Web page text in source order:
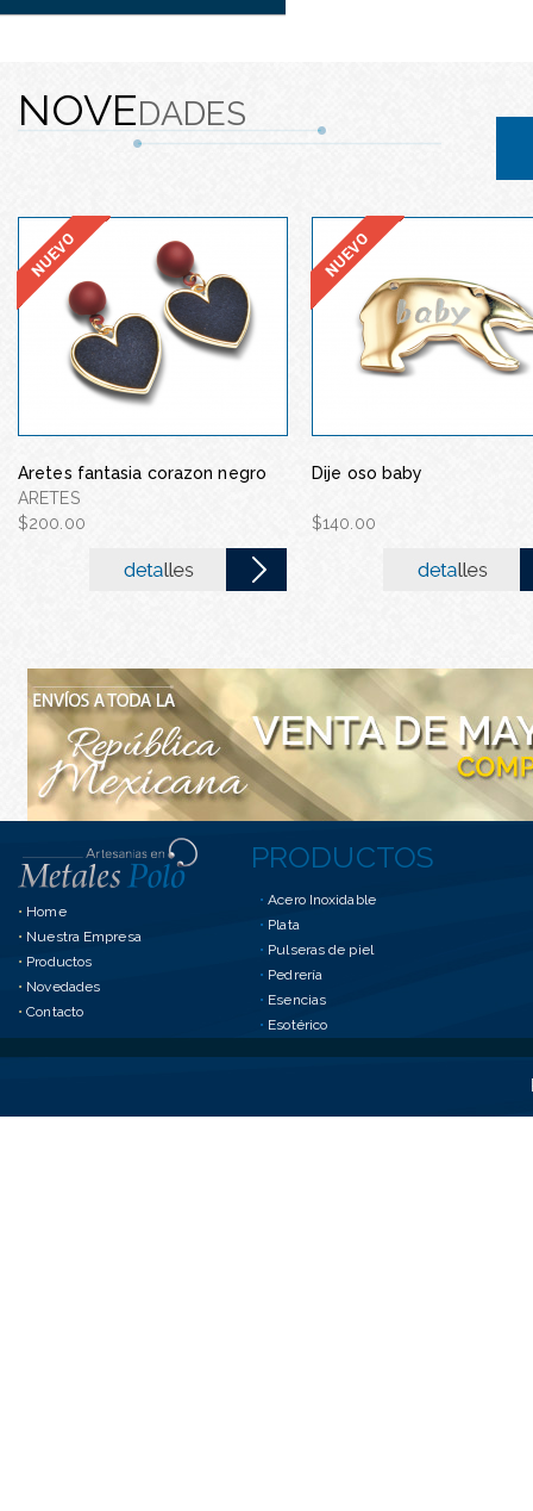
NOVEDADES
Aretes fantasia corazon negro
ARETES
$200.00
Dije oso baby
$140.00
acero inoxidable
DE ACERO INO...
PRODUCTOS
• Home
• Nuestra Empresa
• Productos
• Novedades
• Contacto
• Acero Inoxidable
• Plata
• Pulseras de piel
• Pedrería
• Esencias
• Esotérico